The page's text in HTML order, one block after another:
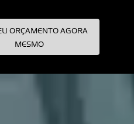
ORÇAMENTO AGORA
MESMO